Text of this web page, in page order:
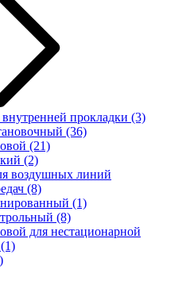
прокладки (3)
(36)
(21)
(2)
воздушных линий
(8)
(1)
(8)
для нестационарной
(1)